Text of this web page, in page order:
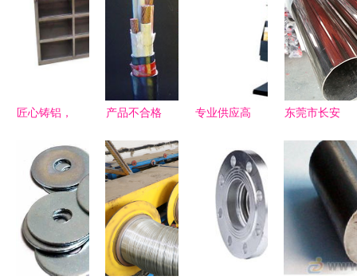
匠心铸铝，
——记沈阳
市喜隆金属
制品有限公
司的金属制
品销售之道
产品不合格
缆被停标2
个月，凸显
高品质特种
钢铁材料销
售重要性
专业供应高
料架 厂家
直销，品效
兼优
东莞市长安
料销售部
专注高品质
特种钢铁材
料，赋能工
业升级